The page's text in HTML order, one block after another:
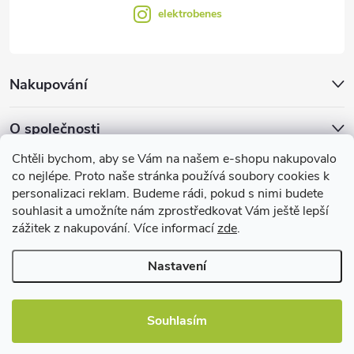
Chtěli bychom, aby se Vám na našem e-shopu nakupovalo
co nejlépe. Proto naše stránka používá soubory cookies k
personalizaci reklam. Budeme rádi, pokud s nimi budete
souhlasit a umožníte nám zprostředkovat Vám ještě lepší
zážitek z nakupování. Více informacízde.
Nastavení
Souhlasím
Nakupování
O společnosti
Facebook
elektrobenes
Užitečné informace